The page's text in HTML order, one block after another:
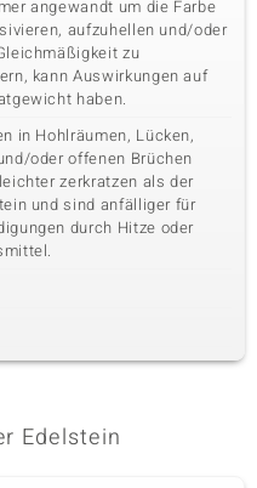
angewandt um die Farbe
aufzuhellen und/oder
zu
kann Auswirkungen auf
haben.
in Hohlräumen, Lücken,
oder offenen Brüchen
zerkratzen als der
und sind anfälliger für
durch Hitze oder
Edelstein